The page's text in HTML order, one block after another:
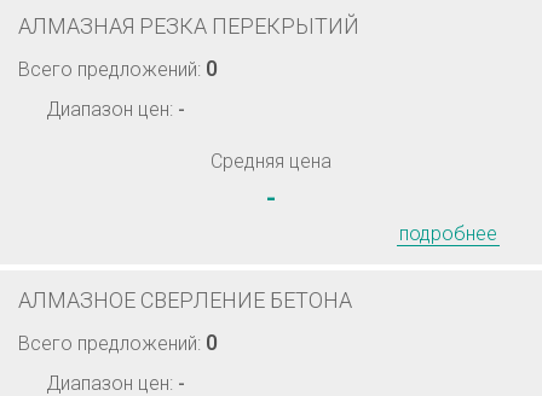
АЛМАЗНАЯ РЕЗКА ПЕРЕКРЫТИЙ
Всего предложений: 0
Диапазон цен: -
Средняя цена
-
подробнее
АЛМАЗНОЕ СВЕРЛЕНИЕ БЕТОНА
Всего предложений: 0
Диапазон цен: -